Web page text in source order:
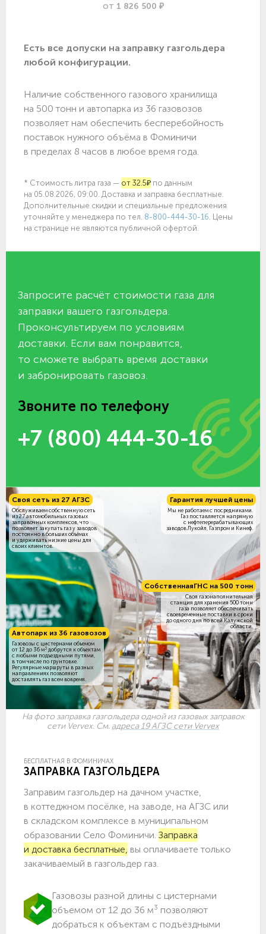
ОТ 1 826 500 ₽
Есть все допуски нa заправку газгольдера
любой конфигурации.
Наличие собственного газового хранилища
на 500 тонн и автопарка из 36 газовозов
позволяет нам обеспечить бесперебойность
поставок нужного объёма в Фоминичи
в пределах 8 часов в любое время года.
* Стоимость литра газа — от 32.5₽ по данным
на 05.08.2026, 09:00. Доставка и заправка бесплатные.
Дополнительные скидки и специальные предложения
уточняйте у менеджера по тел. 8-800-444-30-16 . Цены
на странице не являются публичной офертой.
Запросите расчёт стоимости газа для
заправки вашего газгольдера.
Проконсультируем по условиям
доставки. Если вам понравится,
то сможете выбрать время доставки
и забронировать газовоз.
Звоните по телефону
+7 (800) 444-30-16
СобственнаяГНС на 500 тонн
Своя газонаполнительная
станция для хранения 500 тонн
газа позволяет обеспечивать
своевременные поставки в сроки
до одного дня по всей Калужской
области.
Своя сеть из 27 АГЗС
Обслуживаем собственную сеть
из 27 автомобильных газовых
заправочных комплексов, что
позволяет закупать газ у заводов
постоянно в больших объёмах
и удерживать низкие цены для
своих клиентов.
Гарантия лучшей цены
Мы не работаем с посредниками.
Газ поставляется напрямую
с нефтеперерабатывающих
заводов Лукойл, Газпром и Кинеф.
Автопарк из 36 газовозов
Газовозы с цистернами объемом
от 12 до 36 м3 добрутся к объектам
c любыми подъездными путями,
в том числе по грунтовке.
Регулярные маршруты в разных
направлениях позволяют
доставлять газ всем вовремя.
На фото заправка газгольдера одной из газовых заправок
сети Vervex. См. адреса 19 АГЗС сети Vervex
БЕСПЛАТНАЯ В ФОМИНИЧАХ
ЗАПРАВКА ГАЗГОЛЬДЕРА
Заправим газгольдер на дачном участке,
в коттеджном посёлке, на заводе, на АГЗС или
в складском комплексе в муниципальном
образовании Село Фоминичи. Заправка
и доставка бесплатные, вы оплачиваете только
закачиваемый в газгольдер газ.
Газовозы разной длины с цистернами
объемом от 12 до 36 м3 позволяют
добраться к объектам c подъездными